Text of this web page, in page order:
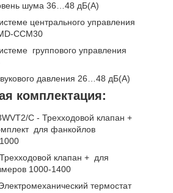
шума 36…48 дБ(А)
центрального управления
CCM30
группового управления
давления 26…48 дБ(А)
комплектация:
C - Трехходовой клапан +
для фанкойлов
клапан + для
1000-1400
термостат